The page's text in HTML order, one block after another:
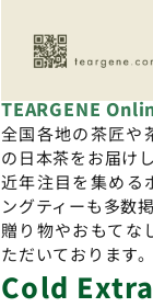
TEARGENE
全国各地の茶匠や
の日本茶をお届けし
近年注目を集める
ングティーも多数掲
贈り物やおもてな
ただいております。
Cold